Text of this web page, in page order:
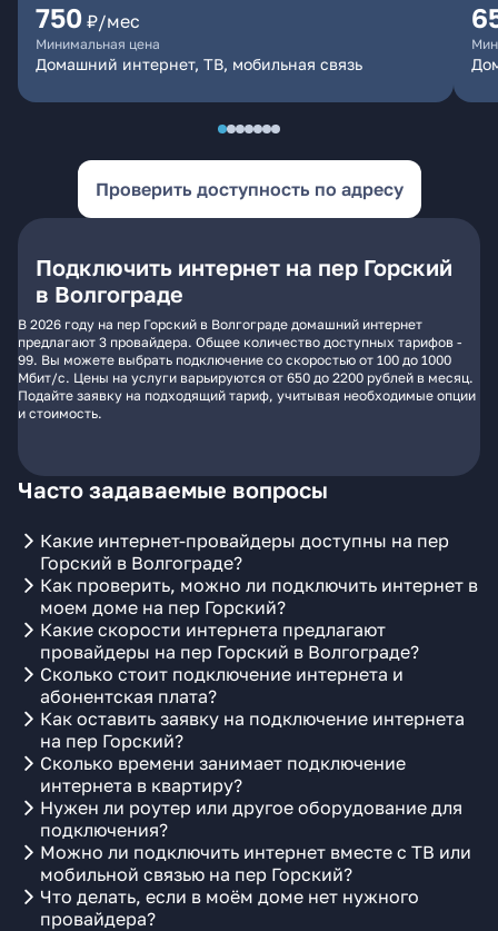
750 ₽/мес
Минимальная цена
Домашний интернет, ТВ, мобильная связь
Проверить доступность по адресу
Подключить интернет на пер Горский
в Волгограде
В 2026 году на пер Горский в Волгограде домашний интернет
предлагают 3 провайдера. Общее количество доступных тарифов -
99. Вы можете выбрать подключение со скоростью от 100 до 1000
Мбит/с. Цены на услуги варьируются от 650 до 2200 рублей в месяц.
Подайте заявку на подходящий тариф, учитывая необходимые опции
и стоимость.
Часто задаваемые вопросы
Какие интернет-провайдеры доступны на пер
Горский в Волгограде?
Как проверить, можно ли подключить интернет в
моем доме на пер Горский?
Какие скорости интернета предлагают
провайдеры на пер Горский в Волгограде?
Сколько стоит подключение интернета и
абонентская плата?
Как оставить заявку на подключение интернета
на пер Горский?
Сколько времени занимает подключение
интернета в квартиру?
Нужен ли роутер или другое оборудование для
подключения?
Можно ли подключить интернет вместе с ТВ или
мобильной связью на пер Горский?
Что делать, если в моём доме нет нужного
провайдера?